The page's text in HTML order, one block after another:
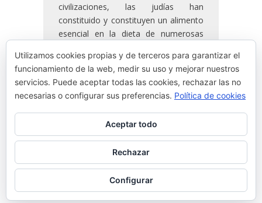
civilizaciones, las judías han
constituido y constituyen un alimento
esencial en la dieta de numerosas
donde adquieren gran importancia.
Sus frutos o vainas se consumen en
casi todos los rincones del planeta.
READ MORE
Utilizamos cookies propias y de terceros para garantizar el
funcionamiento de la web, medir su uso y mejorar nuestros
servicios. Puede aceptar todas las cookies, rechazar las no
necesarias o configurar sus preferencias. Política de cookies
Aceptar todo
Rechazar
Configurar